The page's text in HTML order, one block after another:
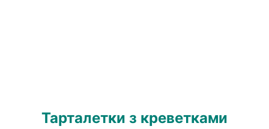
Тарталетки з креветками